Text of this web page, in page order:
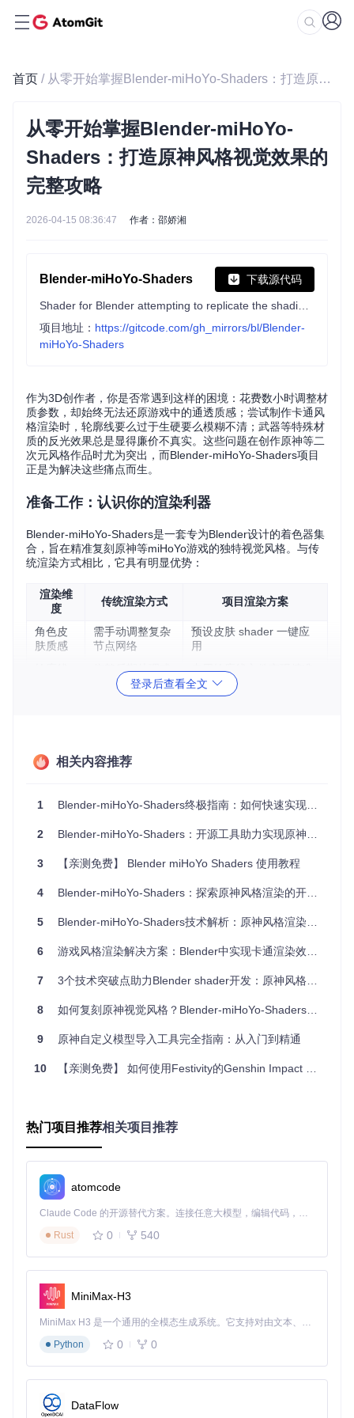
首页 / 从零开始掌握Blender-miHoYo-Shaders：打造原神风格视觉效果的完整攻略
从零开始掌握Blender-miHoYo-
Shaders：打造原神风格视觉效果的
完整攻略
2026-04-15 08:36:47 作者：邵娇湘
Blender-miHoYo-Shaders 下载源代码
项目地址： https://gitcode.com/gh_mirrors/bl/Blender-
miHoYo-Shaders
作为3D创作者，你是否常遇到这样的困境：花费数小时调整材
质参数，却始终无法还原游戏中的通透质感；尝试制作卡通风
格渲染时，轮廓线要么过于生硬要么模糊不清；武器等特殊材
质的反光效果总是显得廉价不真实。这些问题在创作原神等二
次元风格作品时尤为突出，而Blender-miHoYo-Shaders项目
正是为解决这些痛点而生。
准备工作：认识你的渲染利器
Blender-miHoYo-Shaders是一套专为Blender设计的着色器集
合，旨在精准复刻原神等miHoYo游戏的独特视觉风格。与传
统渲染方式相比，它具有明显优势：
渲染维
度
传统渲染方式 项目渲染方案
角色皮
肤质感
需手动调整复杂
节点网络
预设皮肤 shader 一键应
用
依赖后期处理或
复杂节点
专用轮廓线文件实现精准
描边
率
本项目采用GPL-3.0许可证，主要用于数据挖掘资产，不提
clone
这个命令会将项目完整下载到你的本地计算机，包含所有着色
打开Blender后，通过"文件>打开"菜单分别加载以下关键文
轮廓线系统：HoYoverse - Genshin Impact Outlines v3.ble
nd（实现标志性描边效果）
武器专用材质
Goo引擎支持：HoYoverse - Genshin Impact - Goo Engin
e v3.blend（Goo引擎是一种实时渲染加速技术，支持3.3
+版本）
📌 步骤3：材质替换与设置
在项目文件中找到"材质"面板，将模型原有材质替换为导入的
miHoYo风格材质。关键设置包括：
将纹理文件导入对应图像节点
调整UV映射以匹配纹理坐标
设置"Head Origin"空对象并约束到角色头部骨骼
根据场景光线调整 shader 参数
使用Blender的实时渲染功能（Cycles或Eevee引擎）进行效
果预览，重点关注：
登录后查看全文
相关内容推荐
1 Blender-miHoYo-Shaders终极指南：如何快速实现原神风格渲染
2 Blender-miHoYo-Shaders：开源工具助力实现原神风格渲染效果
3 【亲测免费】 Blender miHoYo Shaders 使用教程
4 Blender-miHoYo-Shaders：探索原神风格渲染的开源解决方案
5 Blender-miHoYo-Shaders技术解析：原神风格渲染复刻引擎创作指南
6 游戏风格渲染解决方案：Blender中实现卡通渲染效果的技术方法
7 3个技术突破点助力Blender shader开发：原神风格渲染解决方案
8 如何复刻原神视觉风格？Blender-miHoYo-Shaders的技术实现与创作指南
9 原神自定义模型导入工具完全指南：从入门到精通
10 【亲测免费】 如何使用Festivity的Genshin Impact Shader在Blender中复制原神游戏的渲染效果
热门项目推荐相关项目推荐
atomcode
Claude Code 的开源替代方案。连接任意大模型，编辑代码，运行命令，自动验证 — 全自动执行。用 Rust 构建，极致性能。 ｜ An open-source alternative to Claude Code. Connect any LLM, edit code, run commands, and verify changes — autonomously. Built in Rust for speed. Get Started
Rust
0 540
MiniMax-H3
MiniMax H3 是一个通用的全模态生成系统。它支持对由文本、图像、视频和音频组成的多模态上下文进行统一理解，并能生成分辨率高达 2K、时长可达 15 秒的带原生立体声音频的视频。得益于面向任务泛化的系统设计，H3 在预训练阶段就已具备广泛的多模态上下文理解与生成能力，能够出色地执行复杂的多模态指令。
Python
0 0
DataFlow